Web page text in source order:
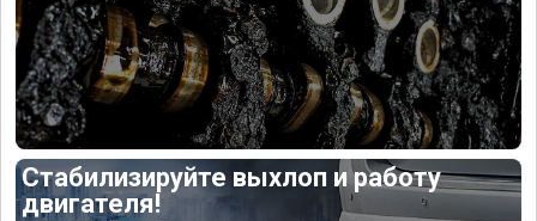
Стабилизируйте выхлоп и работу
двигателя!